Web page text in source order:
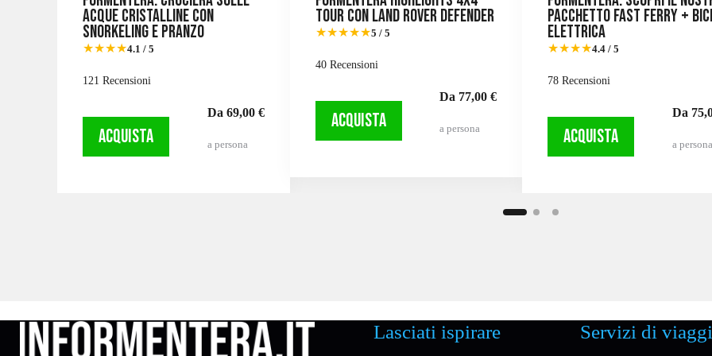
acque cristalline con
snorkeling e pranzo
★★★★4.1 / 5
121 Recensioni
ACQUISTA
Da 69,00 €
a persona
Tour con Land Rover Defender
★★★★★5 / 5
40 Recensioni
ACQUISTA
Da 77,00 €
a persona
pacchetto fast ferry + bici
elettrica
★★★★4.4 / 5
78 Recensioni
ACQUISTA
Da
a persona
Lasciati ispirare Servizi di